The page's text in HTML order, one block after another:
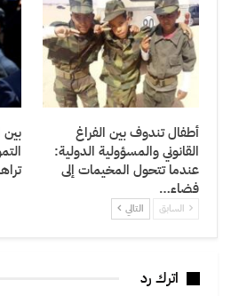
أطفال تندوف بين الفراغ
القانوني والمسؤولية الدولية:
عندما تتحول المخيمات إلى
فضاء…
بين
السابق التالي
اترك رد